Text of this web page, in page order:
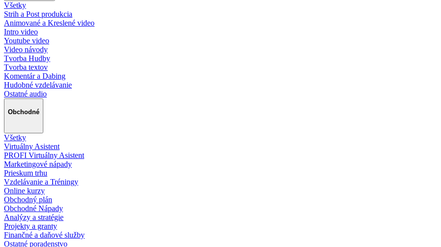
Všetky
Strih a Post produkcia
Animované a Kreslené video
Intro video
Youtube video
Video návody
Tvorba Hudby
Tvorba textov
Komentár a Dabing
Hudobné vzdelávanie
Ostatné audio
Obchodné
Všetky
Virtuálny Asistent
PROFI Virtuálny Asistent
Marketingové nápady
Prieskum trhu
Vzdelávanie a Tréningy
Online kurzy
Obchodný plán
Obchodné Nápady
Analýzy a stratégie
Projekty a granty
Finančné a daňové služby
Ostatné poradenstvo